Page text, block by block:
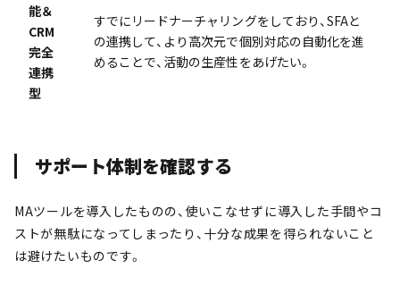
能＆
CRM
完全
連携
型
すでにリードナーチャリングをしており、SFAと
の連携して、より高次元で個別対応の自動化を進
めることで、活動の生産性をあげたい。
サポート体制を確認する
MAツールを導入したものの、使いこなせずに導入した手間やコ
ストが無駄になってしまったり、十分な成果を得られないこと
は避けたいものです。